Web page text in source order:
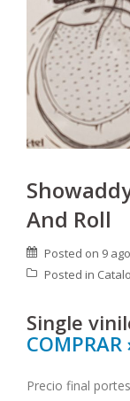
And Roll
Posted on 9
Posted in
Single
COMPRAR
Precio final